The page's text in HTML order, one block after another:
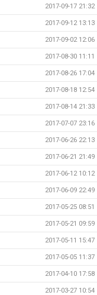
2017-09-17 21:32
2017-09-12 13:13
2017-09-02 12:06
2017-08-30 11:11
2017-08-26 17:04
2017-08-18 12:54
2017-08-14 21:33
2017-07-07 23:16
2017-06-26 22:13
2017-06-21 21:49
2017-06-12 10:12
2017-06-09 22:49
2017-05-25 08:51
2017-05-21 09:59
2017-05-11 15:47
2017-05-05 11:37
2017-04-10 17:58
2017-03-27 10:54